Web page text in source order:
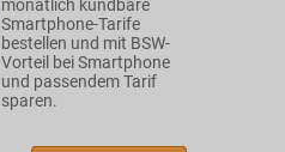
monatlich kündbare
Smartphone-Tarife
bestellen und mit BSW-
Vorteil bei Smartphone
und passendem Tarif
sparen.